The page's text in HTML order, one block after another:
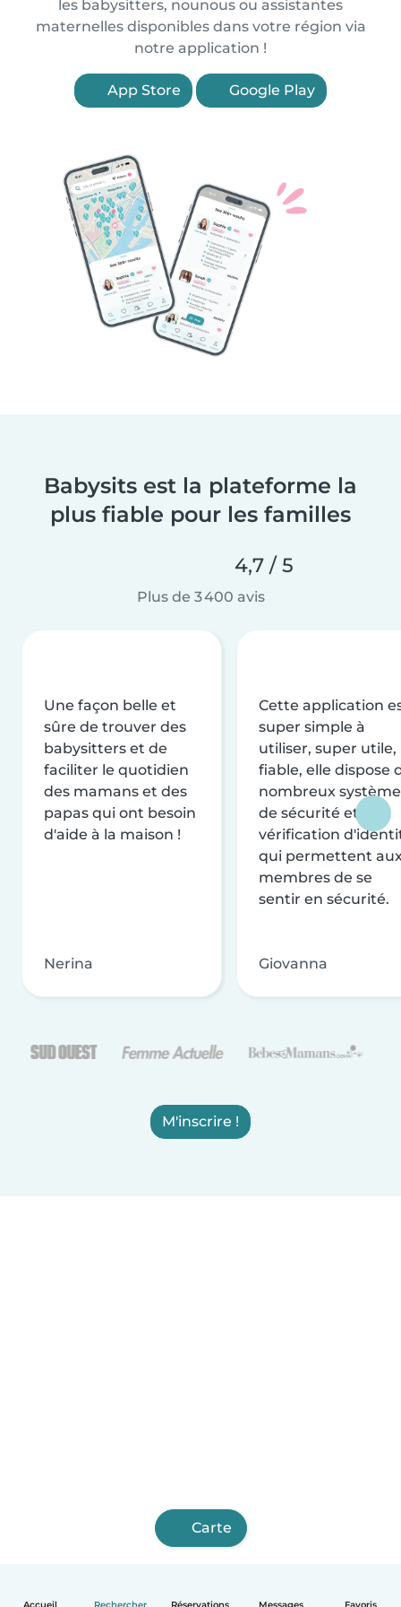
Accueil Rechercher Réservations Messages Favoris
les babysitters, nounous ou assistantes
maternelles disponibles dans votre région via
notre application !
App Store Google Play
Babysits est la plateforme la
plus fiable pour les familles
4,7 / 5
Plus de 3 400 avis
Une façon belle et
sûre de trouver des
babysitters et de
faciliter le quotidien
des mamans et des
papas qui ont besoin
d'aide à la maison !
Nerina
Cette application
super simple à
utiliser, super utile,
fiable, elle dispose
nombreux
de sécurité et de
vérification
qui permettent
membres de se
sentir en sécurité.
Giovanna
M'inscrire !
Carte